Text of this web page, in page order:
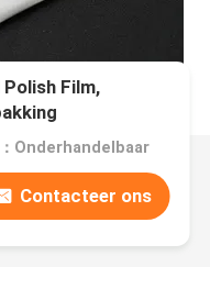
Film,
Onderhandelbaar
Contacteer ons